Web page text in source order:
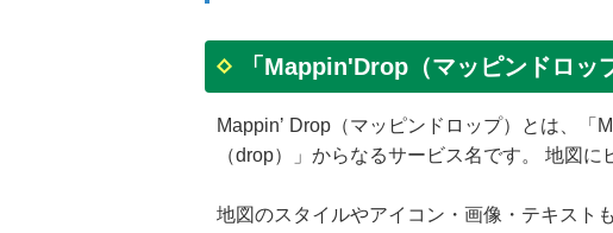
「Mappin'Drop（マッピンドロッ
Mappinʼ Drop（マッピンドロップ）とは、
（drop）」からなるサービス名です。 地図
地図のスタイルやアイコン・画像・テキスト